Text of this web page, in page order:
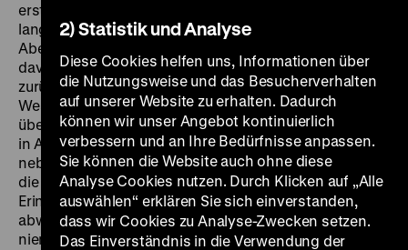
ersten Blick eine exzentrische Dame, die sich über die
langweiligen Zugstrecken in Südafrika beschwert.
Aber Lous leidet unter Agoraphobie. Nachts träumt sie
davon, das Haus verlassen zu haben und nicht mehr
zurückzufinden. Als Teenagerin wurde Lous über
Westerbork nach Theresienstadt deportiert. Sie
überlebte das Lager, während ihr Bruder und ihr Vater
in Auschwitz ermordet wurden. In scheinbar
nebensächlichen Handgriffen wird die Erinnerung an
die Shoah und den Krieg lebendig. Manche dieser
Erinnerungen kann Lous mit schwarzem Humor
abwehren, aber es bleibt das Gefühl, das Lager
niemals verlassen zu haben.
2) Statistik und Analyse
Diese Cookies helfen uns, Informationen über
die Nutzungsweise und das Besucherverhalten
auf unserer Website zu erhalten. Dadurch
können wir unser Angebot kontinuierlich
verbessern und an Ihre Bedürfnisse anpassen.
Sie können die Website auch ohne diese
Analyse Cookies nutzen. Durch Klicken auf „Alle
auswählen“ erklären Sie sich einverstanden,
dass wir Cookies zu Analyse-Zwecken setzen.
Das Einverständnis in die Verwendung der